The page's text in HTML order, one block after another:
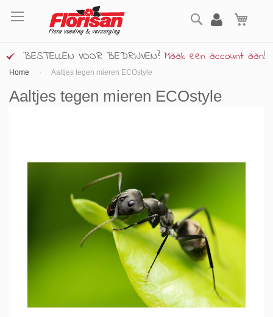
naar
inhoud
Zoek
BESTELLEN VOOR BEDRIJVEN? Maak een account aan!
Home Aaltjes tegen mieren ECOstyle
Aaltjes tegen mieren ECOstyle